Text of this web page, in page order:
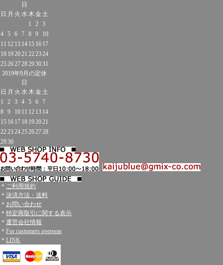
日
日 月 火 水 木 金 土
1
2 3
4 5 6 7 8 9
10
11 12 13 14 15 16 17
18 192021 222324
25262728293031
2019年9月の定休
日
日 月 火 水 木 金 土
1
2 3 4 5 6 7
8 9 10 11 12 13 14
15 16 17 18 192021
22232425262728
2930
＊ ご利用規約
＊ 決済方法・送料
＊ お問い合わせ
＊ 特定商取引に関する表示
＊ 運営会社情報
＊ For customers overseas
＊ LINK